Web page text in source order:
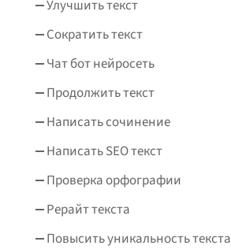
Улучшить текст
Сократить текст
Чат бот нейросеть
Продолжить текст
Написать сочинение
Написать SEO текст
Проверка орфографии
Рерайт текста
Повысить уникальность текста